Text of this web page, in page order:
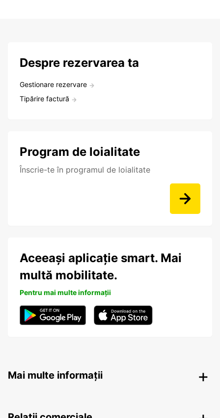
Despre rezervarea ta
Gestionare rezervare
Tipărire factură
Program de loialitate
Înscrie-te în programul de loialitate
Aceeași aplicație smart. Mai
multă mobilitate.
Pentru mai multe informații
Mai multe informații